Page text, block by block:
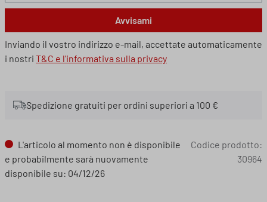
Avvisami
Inviando il vostro indirizzo e-mail, accettate automaticamente
i nostri T&C e l'informativa sulla privacy
Spedizione gratuiti per ordini superiori a 100 €
L'articolo al momento non è disponibile
e probabilmente sarà nuovamente
disponibile su: 04/12/26
Codice prodotto:
30964